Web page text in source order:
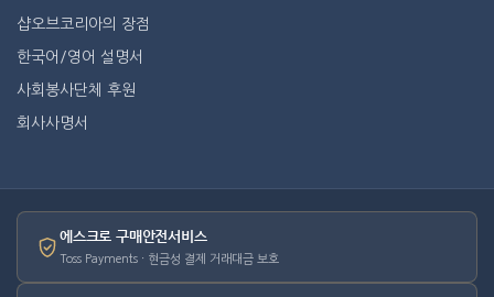
샵오브코리아의 장점
한국어/영어 설명서
사회봉사단체 후원
회사사명서
에스크로 구매안전서비스
Toss Payments · 현금성 결제 거래대금 보호